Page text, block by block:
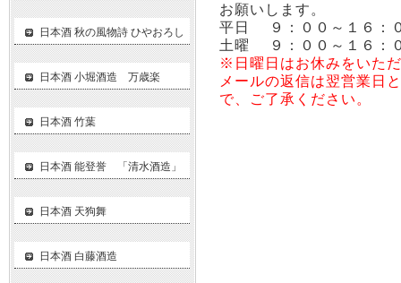
お願いします。
平日 ９：００～１６：
土曜 ９：００～１６：
※日曜日はお休みをいた
メールの返信は翌営業日
で、ご了承ください。
日本酒 秋の風物詩 ひやおろし
日本酒 小堀酒造 万歳楽
日本酒 竹葉
日本酒 能登誉 「清水酒造」
日本酒 天狗舞
日本酒 白藤酒造